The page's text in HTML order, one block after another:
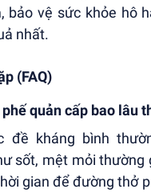
bảo vệ sức khỏe hô
nhất.
(FAQ)
quản cấp bao lâu
đề kháng bình
sốt, mệt mỏi thường
gian để đường thở